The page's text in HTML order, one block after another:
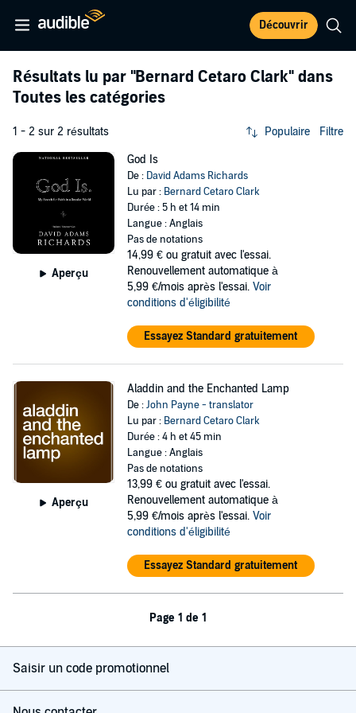
Découvrir
Résultats lu par "Bernard Cetaro Clark" dans
Toutes les catégories
1 - 2 sur 2 résultats Populaire Filtre
Aperçu
God Is
De : David Adams Richards
Lu par : Bernard Cetaro Clark
Durée : 5 h et 14 min
Langue : Anglais
Pas de notations
14,99 € ou gratuit avec l'essai.
Renouvellement automatique à
5,99 €/mois après l'essai. Voir
conditions d'éligibilité
Essayez Standard gratuitement
Aperçu
Aladdin and the Enchanted Lamp
De :John Payne - translator
Lu par : Bernard Cetaro Clark
Durée : 4 h et 45 min
Langue : Anglais
Pas de notations
13,99 € ou gratuit avec l'essai.
Renouvellement automatique à
5,99 €/mois après l'essai. Voir
conditions d'éligibilité
Essayez Standard gratuitement
Page 1 de 1
Saisir un code promotionnel